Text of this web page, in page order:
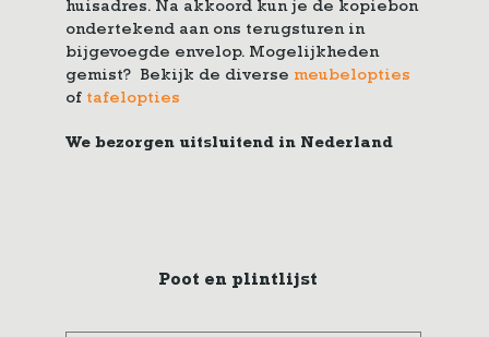
huisadres. Na akkoord kun je de kopiebon
ondertekend aan ons terugsturen in
bijgevoegde envelop. Mogelijkheden
gemist? Bekijk de diverse meubelopties
of tafelopties
We bezorgen uitsluitend in Nederland
Poot en plintlijst